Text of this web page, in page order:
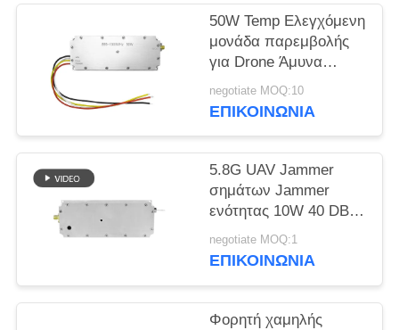
PRIVACY
POLICY
50W Temp Ελεγχόμενη
μονάδα παρεμβολής
για Drone Άμυνα
ευρυζωνική ζώνη
433MHZ 1.2G 2.4G
negotiate MOQ:10
ΕΠΙΚΟΙΝΩΝΊΑ
5.8G UAV Jammer
σημάτων Jammer
ενότητας 10W 40 DBM
RF ενότητα που
προσαρμόζεται
negotiate MOQ:1
ΕΠΙΚΟΙΝΩΝΊΑ
Φορητή χαμηλής